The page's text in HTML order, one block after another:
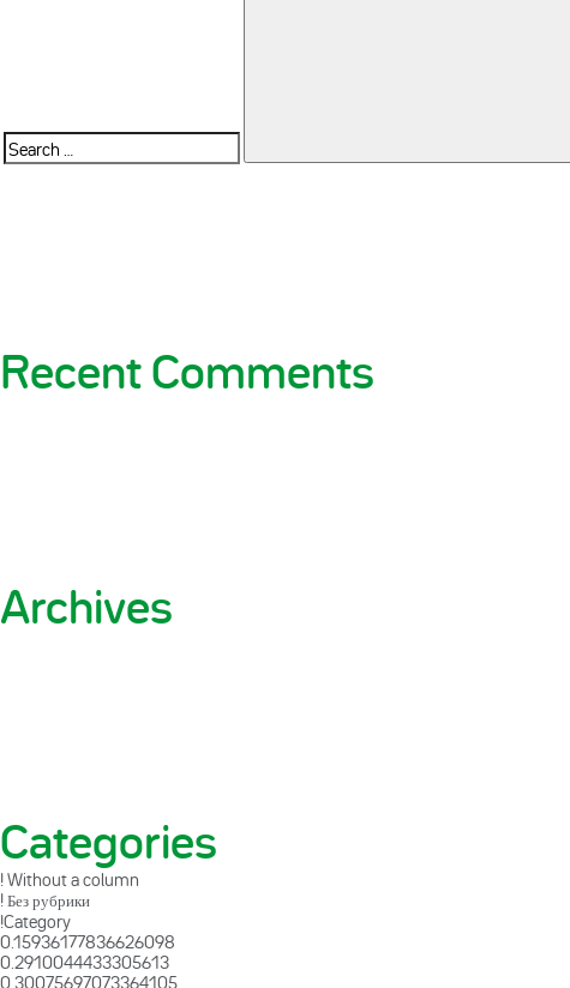
Search
Recent Comments
Archives
Categories
! Without a column
! Без рубрики
!Category
0.15936177836626098
0.2910044433305613
0.30075697073364105